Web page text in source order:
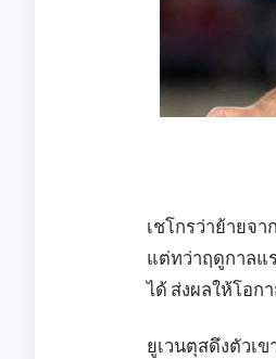
เชโกรว่าย้ายจ
แต่ทว่าฤดูกาลแ
ได้ ส่งผลให้โอก
ยูเวนตุสดึงตัวเ